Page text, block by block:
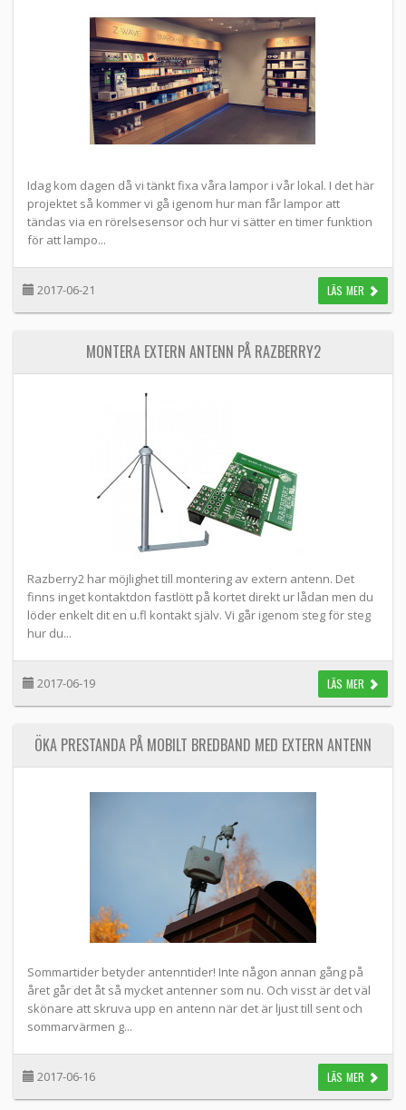
Idag kom dagen då vi tänkt fixa våra lampor i vår lokal. I det här
projektet så kommer vi gå igenom hur man får lampor att
tändas via en rörelsesensor och hur vi sätter en timer funktion
för att lampo...
2017-06-21 LÄS MER
MONTERA EXTERN ANTENN PÅ RAZBERRY2
Razberry2 har möjlighet till montering av extern antenn. Det
finns inget kontaktdon fastlött på kortet direkt ur lådan men du
löder enkelt dit en u.fl kontakt själv. Vi går igenom steg för steg
hur du...
2017-06-19 LÄS MER
ÖKA PRESTANDA PÅ MOBILT BREDBAND MED EXTERN ANTENN
Sommartider betyder antenntider! Inte någon annan gång på
året går det åt så mycket antenner som nu. Och visst är det väl
skönare att skruva upp en antenn när det är ljust till sent och
sommarvärmen g...
2017-06-16 LÄS MER